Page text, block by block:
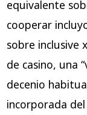
equivalente
cooperar
sobre inclusive
de casino, una
decenio
incorporada